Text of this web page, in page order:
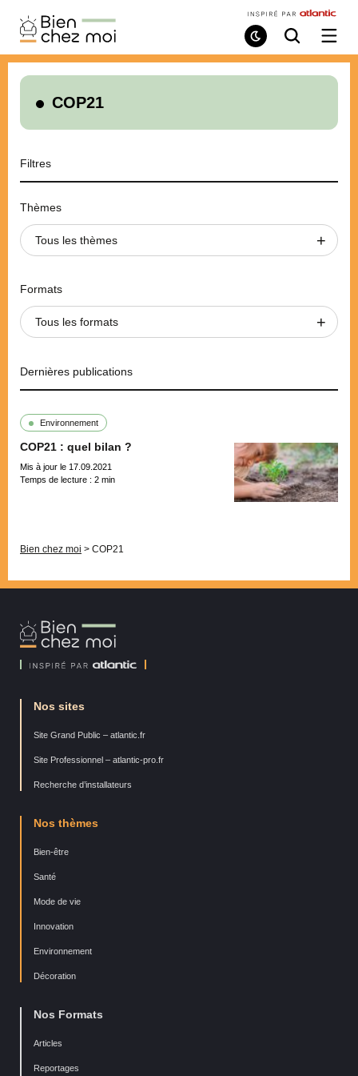
Bien
Chez
Moi
Mode
de
Recherche
/
le
COP21
Filtres
Thèmes
Tous les thèmes
Formats
Tous les formats
Dernières publications
Environnement
COP21 : quel bilan ?
Mis à jour le 17.09.2021
Temps de lecture : 2 min
Bien chez moi > COP21
Bien
Chez
Nos sites
Site Grand Public – atlantic.fr
Site Professionnel – atlantic-pro.fr
Recherche d’installateurs
Nos thèmes
Bien-être
Santé
Mode de vie
Innovation
Environnement
Décoration
Nos Formats
Articles
Reportages